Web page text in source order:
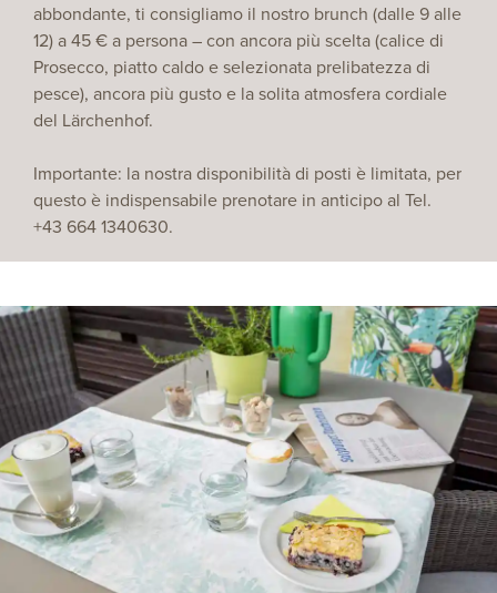
abbondante, ti consigliamo il nostro brunch (dalle 9 alle
12) a 45 € a persona – con ancora più scelta (calice di
Prosecco, piatto caldo e selezionata prelibatezza di
pesce), ancora più gusto e la solita atmosfera cordiale
del Lärchenhof.
Importante: la nostra disponibilità di posti è limitata, per
questo è indispensabile prenotare in anticipo al Tel.
+43 664 1340630.